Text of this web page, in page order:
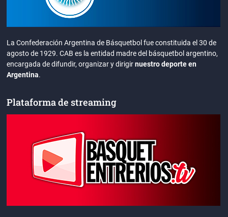
La Confederación Argentina de Básquetbol fue constituida el 30 de
agosto de 1929. CAB es la entidad madre del básquetbol argentino,
encargada de difundir, organizar y dirigirnuestro deporte en
Argentina.
Plataforma de streaming